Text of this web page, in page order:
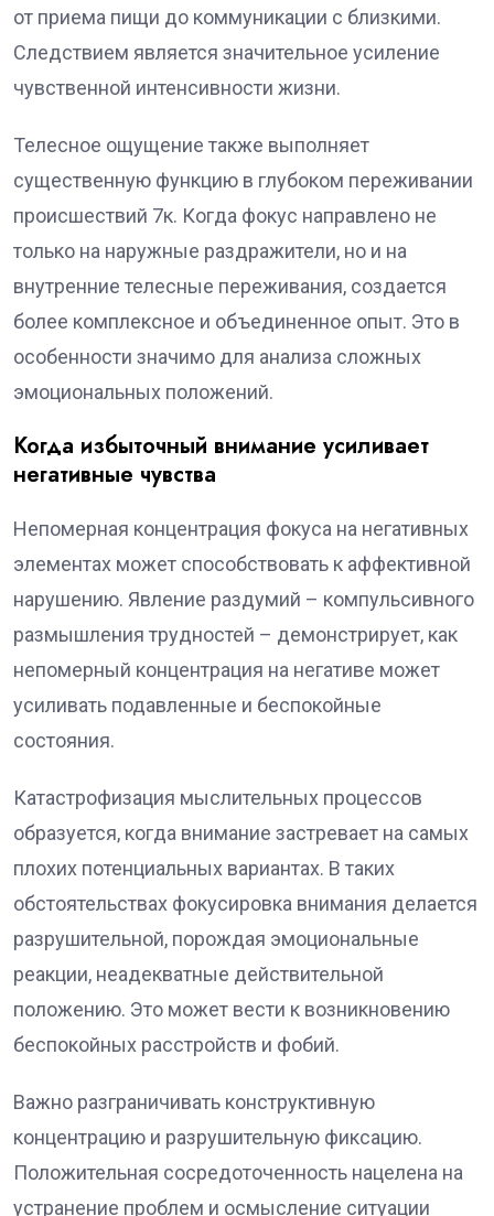
от приема пищи до коммуникации с близкими.
Следствием является значительное усиление
чувственной интенсивности жизни.
Телесное ощущение также выполняет
существенную функцию в глубоком переживании
происшествий 7к. Когда фокус направлено не
только на наружные раздражители, но и на
внутренние телесные переживания, создается
более комплексное и объединенное опыт. Это в
особенности значимо для анализа сложных
эмоциональных положений.
Когда избыточный внимание усиливает
негативные чувства
Непомерная концентрация фокуса на негативных
элементах может способствовать к аффективной
нарушению. Явление раздумий – компульсивного
размышления трудностей – демонстрирует, как
непомерный концентрация на негативе может
усиливать подавленные и беспокойные
состояния.
Катастрофизация мыслительных процессов
образуется, когда внимание застревает на самых
плохих потенциальных вариантах. В таких
обстоятельствах фокусировка внимания делается
разрушительной, порождая эмоциональные
реакции, неадекватные действительной
положению. Это может вести к возникновению
беспокойных расстройств и фобий.
Важно разграничивать конструктивную
концентрацию и разрушительную фиксацию.
Положительная сосредоточенность нацелена на
устранение проблем и осмысление ситуации